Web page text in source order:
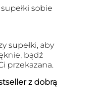
sobie
supełki, aby
bądź
przekazana.
z dobrą